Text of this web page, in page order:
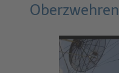
Oberzwehren